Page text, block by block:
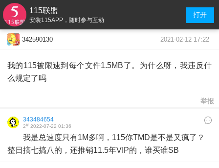
115联盟
安装115APP，随时参与互动
打开
342590130 2021-02-12 17:22
我的115被限速到每个文件1.5MB了。为什么呀，我违反什
么规定了吗
举报
343484654
2# 2022-07-22 01:36
我是总速度只有1M多啊，115你TMD是不是又疯了？
整日搞七搞八的，还推销11.5年VIP的，谁买谁SB